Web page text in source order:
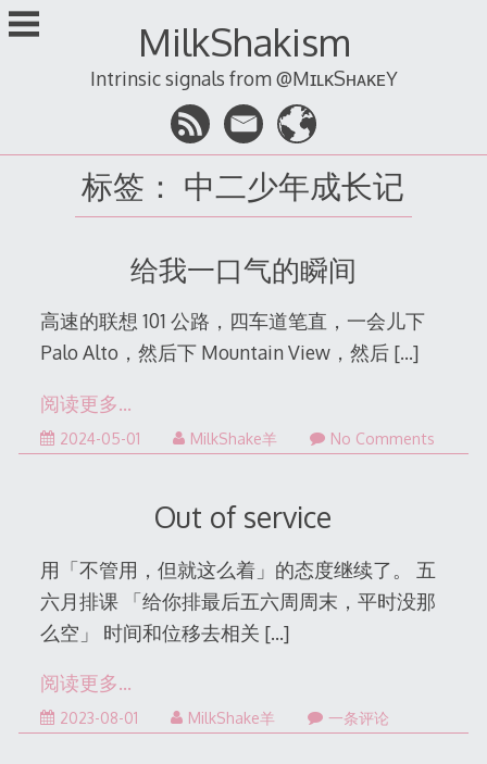
跳
至
MilkShakism
Intrinsic signals from @MɪʟᴋSʜᴀᴋᴇY
标签： 中二少年成长记
给我一口气的瞬间
高速的联想 101 公路，四车道笔直，一会儿下
Palo Alto，然后下 Mountain View，然后 […]
阅读更多…
2024-05-01 MilkShake羊 No Comments
Out of service
用「不管用，但就这么着」的态度继续了。 五
六月排课 「给你排最后五六周周末，平时没那
么空」 时间和位移去相关 […]
阅读更多…
2023-08-012023-
MilkShake羊 一条评论